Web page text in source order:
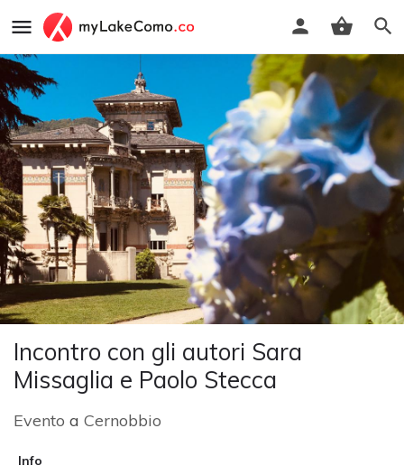
Incontro con gli autori Sara
Missaglia e Paolo Stecca
Evento a Cernobbio
Info